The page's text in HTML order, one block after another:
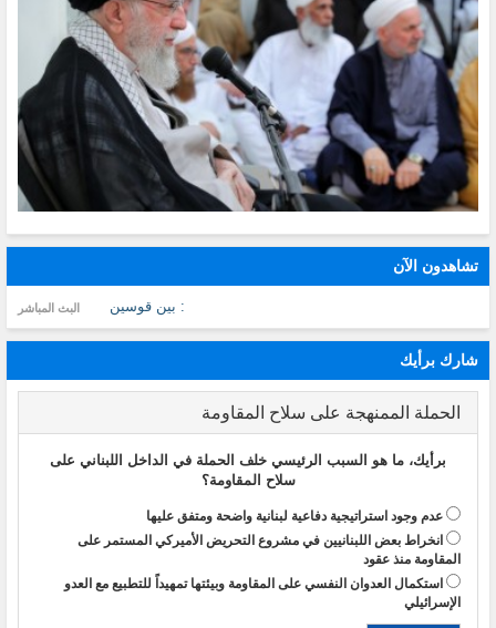
تشاهدون الآن
: بين قوسين البث المباشر
شارك برأيك
الحملة الممنهجة على سلاح المقاومة
برأيك، ما هو السبب الرئيسي خلف الحملة في الداخل اللبناني على
سلاح المقاومة؟
عدم وجود استراتيجية دفاعية لبنانية واضحة ومتفق عليها
انخراط بعض اللبنانيين في مشروع التحريض الأميركي المستمر على
المقاومة منذ عقود
استكمال العدوان النفسي على المقاومة وبيئتها تمهيداً للتطبيع مع العدو
الإسرائيلي